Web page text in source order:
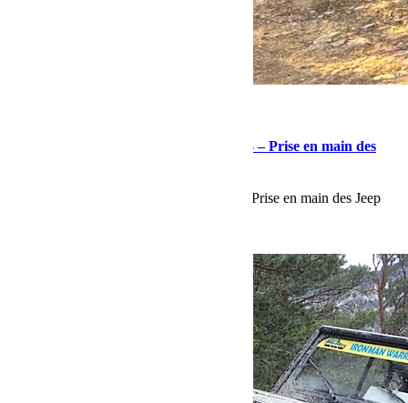
Préparation au Rallye des Gazelles 2024 – Prise en main des
Préparation au Rallye des Gazelles 2024 - Prise en main des Jeep